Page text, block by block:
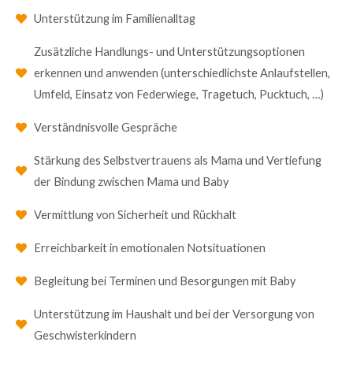
Unterstützung im Familienalltag
Zusätzliche Handlungs- und Unterstützungsoptionen
erkennen und anwenden (unterschiedlichste Anlaufstellen,
Umfeld, Einsatz von Federwiege, Tragetuch, Pucktuch, …)
Verständnisvolle Gespräche
Stärkung des Selbstvertrauens als Mama und Vertiefung
der Bindung zwischen Mama und Baby
Vermittlung von Sicherheit und Rückhalt
Erreichbarkeit in emotionalen Notsituationen
Begleitung bei Terminen und Besorgungen mit Baby
Unterstützung im Haushalt und bei der Versorgung von
Geschwisterkindern